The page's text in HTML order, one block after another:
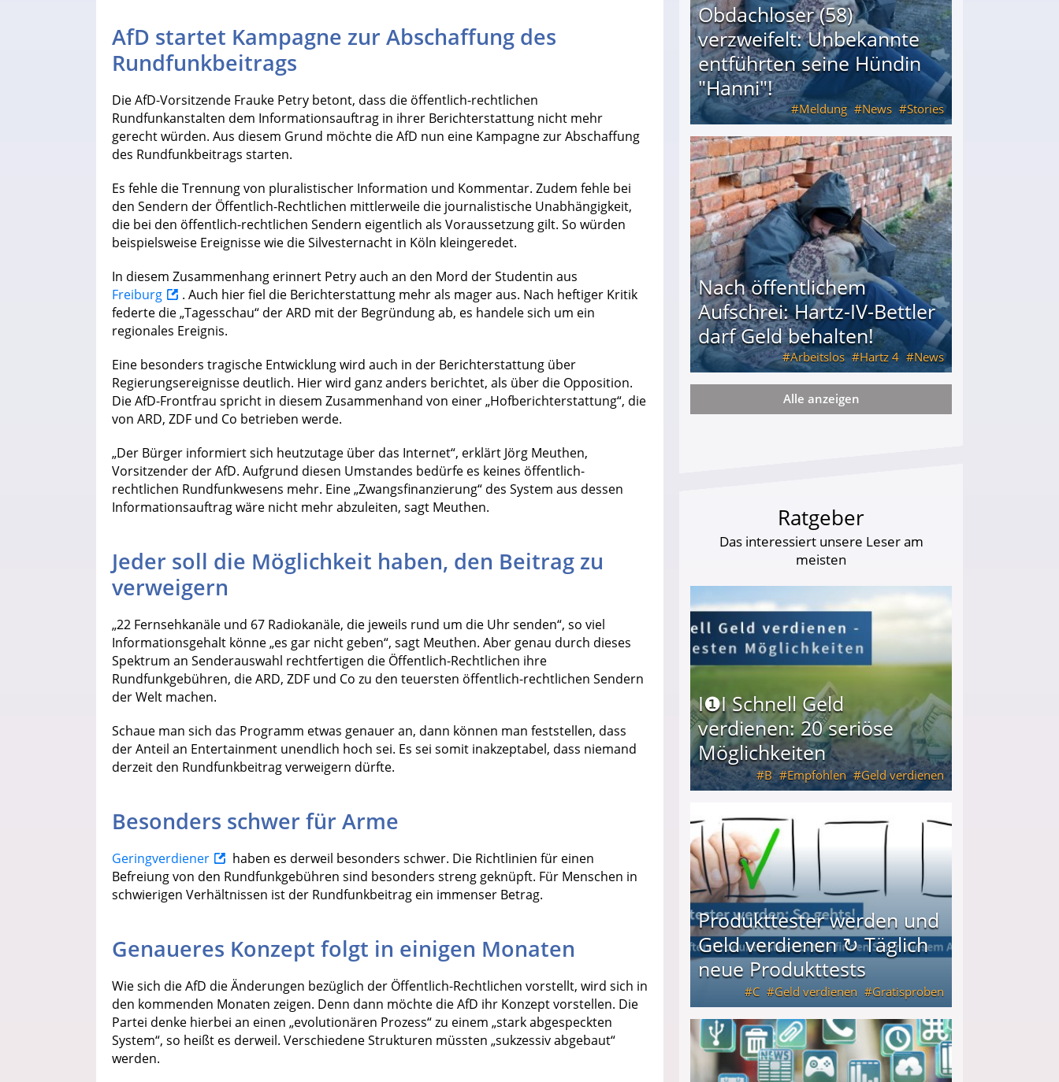
AfD startet Kampagne zur Abschaffung des
Rundfunkbeitrags
Die AfD-Vorsitzende Frauke Petry betont, dass die öffentlich-rechtlichen
Rundfunkanstalten dem Informationsauftrag in ihrer Berichterstattung nicht mehr
gerecht würden. Aus diesem Grund möchte die AfD nun eine Kampagne zur Abschaffung
des Rundfunkbeitrags starten.
Es fehle die Trennung von pluralistischer Information und Kommentar. Zudem fehle bei
den Sendern der Öffentlich-Rechtlichen mittlerweile die journalistische Unabhängigkeit,
die bei den öffentlich-rechtlichen Sendern eigentlich als Voraussetzung gilt. So würden
beispielsweise Ereignisse wie die Silvesternacht in Köln kleingeredet.
In diesem Zusammenhang erinnert Petry auch an den Mord der Studentin aus
Freiburg
. Auch hier fiel die Berichterstattung mehr als mager aus. Nach heftiger Kritik
federte die „Tagesschau“ der ARD mit der Begründung ab, es handele sich um ein
regionales Ereignis.
Eine besonders tragische Entwicklung wird auch in der Berichterstattung über
Regierungsereignisse deutlich. Hier wird ganz anders berichtet, als über die Opposition.
Die AfD-Frontfrau spricht in diesem Zusammenhand von einer „Hofberichterstattung“, die
von ARD, ZDF und Co betrieben werde.
„Der Bürger informiert sich heutzutage über das Internet“, erklärt Jörg Meuthen,
Vorsitzender der AfD. Aufgrund diesen Umstandes bedürfe es keines öffentlich-
rechtlichen Rundfunkwesens mehr. Eine „Zwangsfinanzierung“ des System aus dessen
Informationsauftrag wäre nicht mehr abzuleiten, sagt Meuthen.
Jeder soll die Möglichkeit haben, den Beitrag zu
verweigern
„22 Fernsehkanäle und 67 Radiokanäle, die jeweils rund um die Uhr senden“, so viel
Informationsgehalt könne „es gar nicht geben“, sagt Meuthen. Aber genau durch dieses
Spektrum an Senderauswahl rechtfertigen die Öffentlich-Rechtlichen ihre
Rundfunkgebühren, die ARD, ZDF und Co zu den teuersten öffentlich-rechtlichen Sendern
der Welt machen.
Schaue man sich das Programm etwas genauer an, dann können man feststellen, dass
der Anteil an Entertainment unendlich hoch sei. Es sei somit inakzeptabel, dass niemand
derzeit den Rundfunkbeitrag verweigern dürfte.
Besonders schwer für Arme
Geringverdiener
haben es derweil besonders schwer. Die Richtlinien für einen
Befreiung von den Rundfunkgebühren sind besonders streng geknüpft. Für Menschen in
schwierigen Verhältnissen ist der Rundfunkbeitrag ein immenser Betrag.
Genaueres Konzept folgt in einigen Monaten
Wie sich die AfD die Änderungen bezüglich der Öffentlich-Rechtlichen vorstellt, wird sich in
den kommenden Monaten zeigen. Denn dann möchte die AfD ihr Konzept vorstellen. Die
Partei denke hierbei an einen „evolutionären Prozess“ zu einem „stark abgespeckten
System“, so heißt es derweil. Verschiedene Strukturen müssten „sukzessiv abgebaut“
werden.
Obdachloser (58)
verzweifelt: Unbekannte
entführten seine Hündin
"Hanni"!
Meldung News Stories
Obdachloser (58) verzweifelt: Unbekannte entführten seine Hündin "Hanni"!
Nach öffentlichem
Aufschrei: Hartz-IV-Bettler
darf Geld behalten!
Arbeitslos Hartz 4 News
Nach öffentlichem Aufschrei: Hartz-IV-Bettler darf Geld behalten!
Alle anzeigen
Ratgeber
Das interessiert unsere Leser am
meisten
I❶I Schnell Geld
verdienen: 20 seriöse
Möglichkeiten
B Empfohlen Geld verdienen
Produkttester werden und
Geld verdienen ↻ Täglich
neue Produkttests
C Geld verdienen Gratisproben
Produkttester werden und Geld verdienen ↻ Täglich neue Produkttests